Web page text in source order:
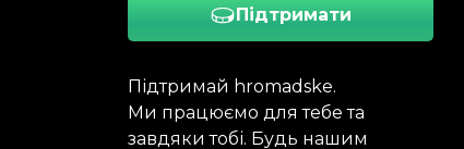
Підтримати
Підтримай hromadske.
Ми працюємо для тебе та
завдяки тобі. Будь нашим